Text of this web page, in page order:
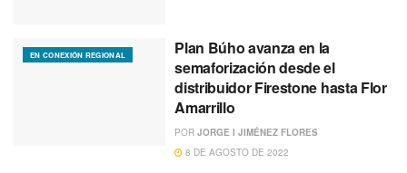
EN CONEXIÓN REGIONAL
Plan Búho avanza en la
semaforización desde el
distribuidor Firestone hasta Flor
Amarrillo
POR JORGE I JIMÉNEZ FLORES
8 DE AGOSTO DE 2022